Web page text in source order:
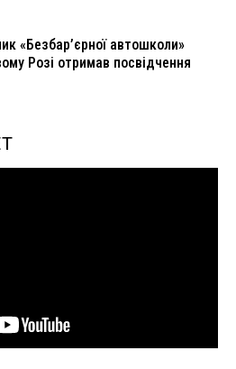
«Безбар’єрної автошколи»
Розі отримав посвідчення